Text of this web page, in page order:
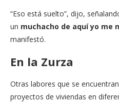
“Eso está suelto”, dijo,
un muchacho de aquí yo me
manifestó.
En la Zurza
Otras labores que se
proyectos de viviendas en